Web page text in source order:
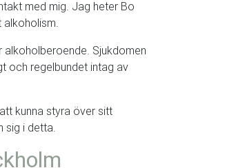
med mig. Jag heter Bo
alkoholism.
Sjukdomen
och regelbundet intag av
kunna styra över sitt
sig i detta.